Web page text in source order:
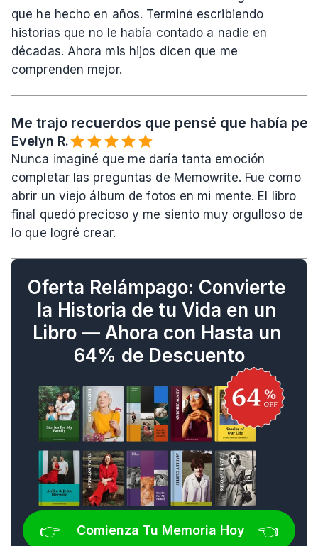
que he hecho en años. Terminé escribiendo
historias que no le había contado a nadie en
décadas. Ahora mis hijos dicen que me
comprenden mejor.
Me trajo recuerdos que pensé que había
Evelyn R.
Nunca imaginé que me daría tanta emoción
completar las preguntas de Memowrite. Fue como
abrir un viejo álbum de fotos en mi mente. El libro
final quedó precioso y me siento muy orgulloso de
lo que logré crear.
Oferta Relámpago: Convierte
la Historia de tu Vida en un
Libro — Ahora con Hasta un
64% de Descuento
👉 Comienza Tu Memoria Hoy 👈